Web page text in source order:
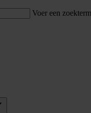
Voer een